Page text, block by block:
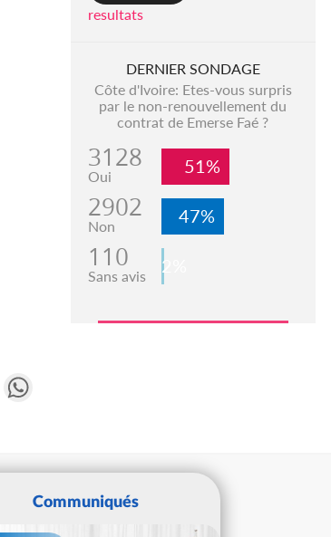
Messenger
resultats
DERNIER SONDAGE
Côte d'Ivoire: Etes-vous surpris
par le non-renouvellement du
contrat de Emerse Faé ?
3128
Oui 51%
2902
Non 47%
110
Sans avis 2%
Communiqués